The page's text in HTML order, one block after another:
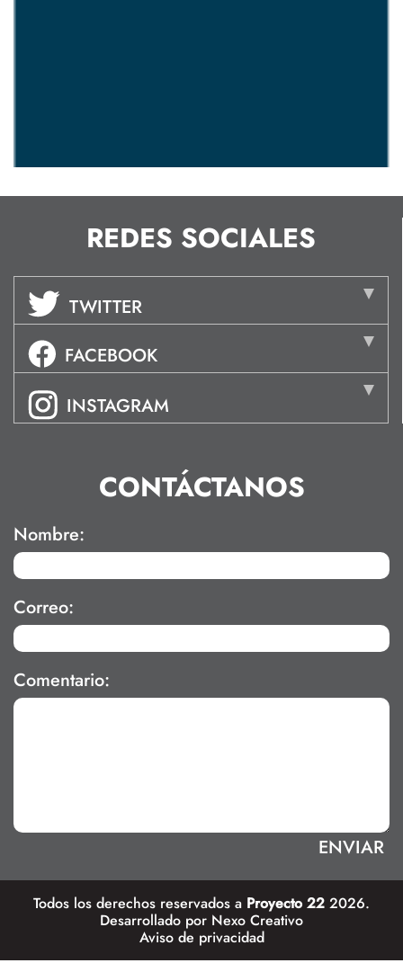
REDES SOCIALES
TWITTER
FACEBOOK
INSTAGRAM
CONTÁCTANOS
Nombre:
Correo:
Comentario:
Todos los derechos reservados a Proyecto 22 2026.
Desarrollado por Nexo Creativo
Aviso de privacidad